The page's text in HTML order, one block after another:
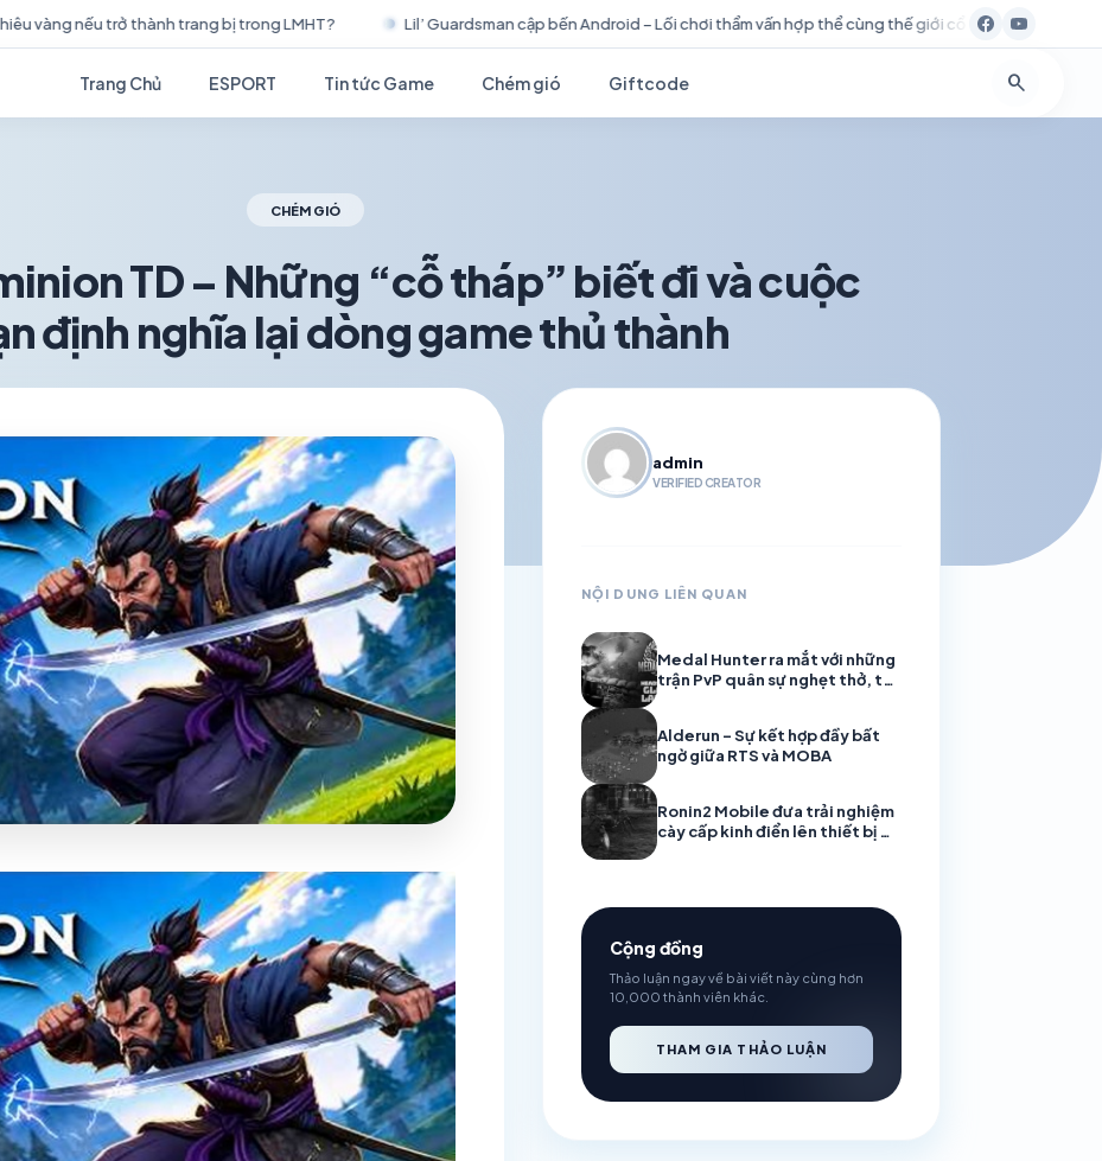
LMHT? Lil’ Guardsman cập bến Android – Lối chơi thẩm vấn hợp thể cùng thế giới cổ tích hài hước Kanavi chạm kỷ lục buồn tồn
Trang Chủ ESPORT Tin tức Game Chém gió Giftcode search
CHÉM GIÓ
TD – Những “cỗ tháp” biết đi và cuộc
định nghĩa lại dòng game thủ thành
admin
VERIFIED CREATOR
NỘI DUNG LIÊN QUAN
Medal Hunter ra mắt với những
trận PvP quân sự nghẹt thở, tái
Alderun – Sự kết hợp đầy bất
ngờ giữa RTS và MOBA
Ronin2 Mobile đưa trải nghiệm
cày cấp kinh điển lên thiết bị di
Cộng đồng
Thảo luận ngay về bài viết này cùng hơn
10,000 thành viên khác.
THAM GIA THẢO LUẬN